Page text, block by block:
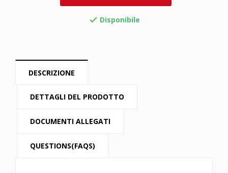
 Disponibile
DESCRIZIONE
DETTAGLI DEL PRODOTTO
DOCUMENTI ALLEGATI
QUESTIONS(FAQS)